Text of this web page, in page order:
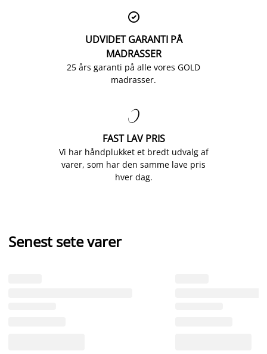

UDVIDET GARANTI PÅ
MADRASSER
25 års garanti på alle vores GOLD
madrasser.

FAST LAV PRIS
Vi har håndplukket et bredt udvalg af
varer, som har den samme lave pris
hver dag.
Senest sete varer